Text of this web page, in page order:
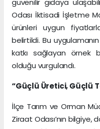
güvenilir gıdaya
Odası İktisadi İşletme
ürünleri uygun
belirtildi. Bu
katkı sağlayan örnek
olduğu vurgulandı.
“Güçlü Üretici, Güçlü
İlçe Tarım ve Orman
Ziraat Odası’nın